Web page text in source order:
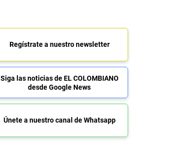
Regístrate a nuestro newsletter
Siga las noticias de EL COLOMBIANO
desde Google News
Únete a nuestro canal de Whatsapp